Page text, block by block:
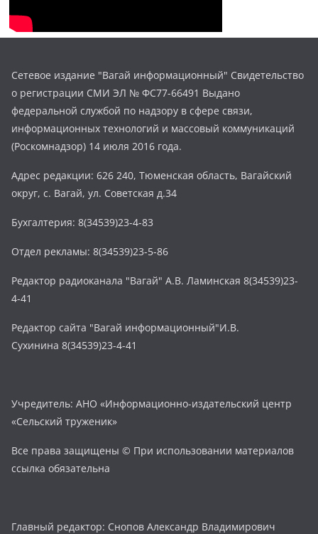
Сетевое издание "Вагай информационный" Свидетельство
о регистрации СМИ ЭЛ № ФС77-66491 Выдано
федеральной службой по надзору в сфере связи,
информационных технологий и массовый коммуникаций
(Роскомнадзор) 14 июля 2016 года.
Адрес редакции: 626 240, Тюменская область, Вагайский
округ, с. Вагай, ул. Советская д.34
Бухгалтерия: 8(34539)23-4-83
Отдел рекламы: 8(34539)23-5-86
Редактор радиоканала "Вагай" А.В. Ламинская 8(34539)23-
4-41
Редактор сайта "Вагай информационный"И.В.
Сухинина 8(34539)23-4-41
Учредитель: АНО «Информационно-издательский центр
«Сельский труженик»
Все права защищены © При использовании материалов
ссылка обязательна
Главный редактор: Снопов Александр Владимирович